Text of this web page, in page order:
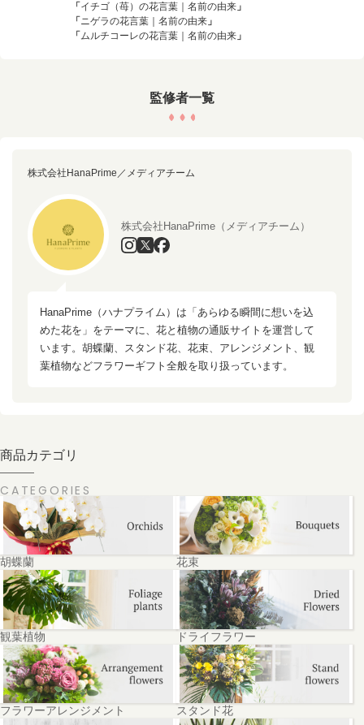
「 イチゴ（苺）の花言葉｜名前の由来 」
「 ニゲラの花言葉｜名前の由来 」
「 ムルチコーレの花言葉｜名前の由来 」
監修者一覧
株式会社HanaPrime／メディアチーム
株式会社HanaPrime（メディアチーム）
HanaPrime（ハナプライム）は「あらゆる瞬間に想いを込
めた花を」をテーマに、花と植物の通販サイトを運営して
います。胡蝶蘭、スタンド花、花束、アレンジメント、観
葉植物などフラワーギフト全般を取り扱っています。
商品カテゴリ
CATEGORIES
胡蝶蘭 花束
観葉植物 ドライフラワー
フラワーアレンジメント スタンド花